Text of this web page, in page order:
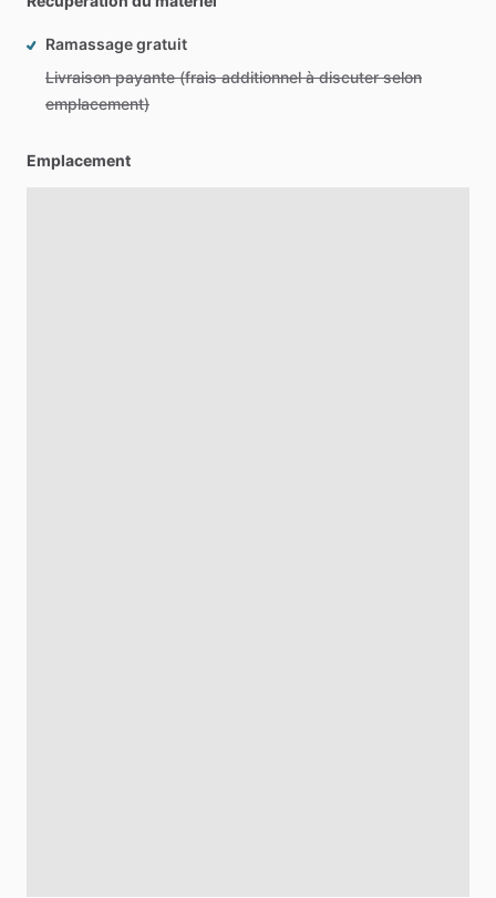
Ramassage gratuit
Livraison payante (frais additionnel à discuter selon
emplacement)
Emplacement